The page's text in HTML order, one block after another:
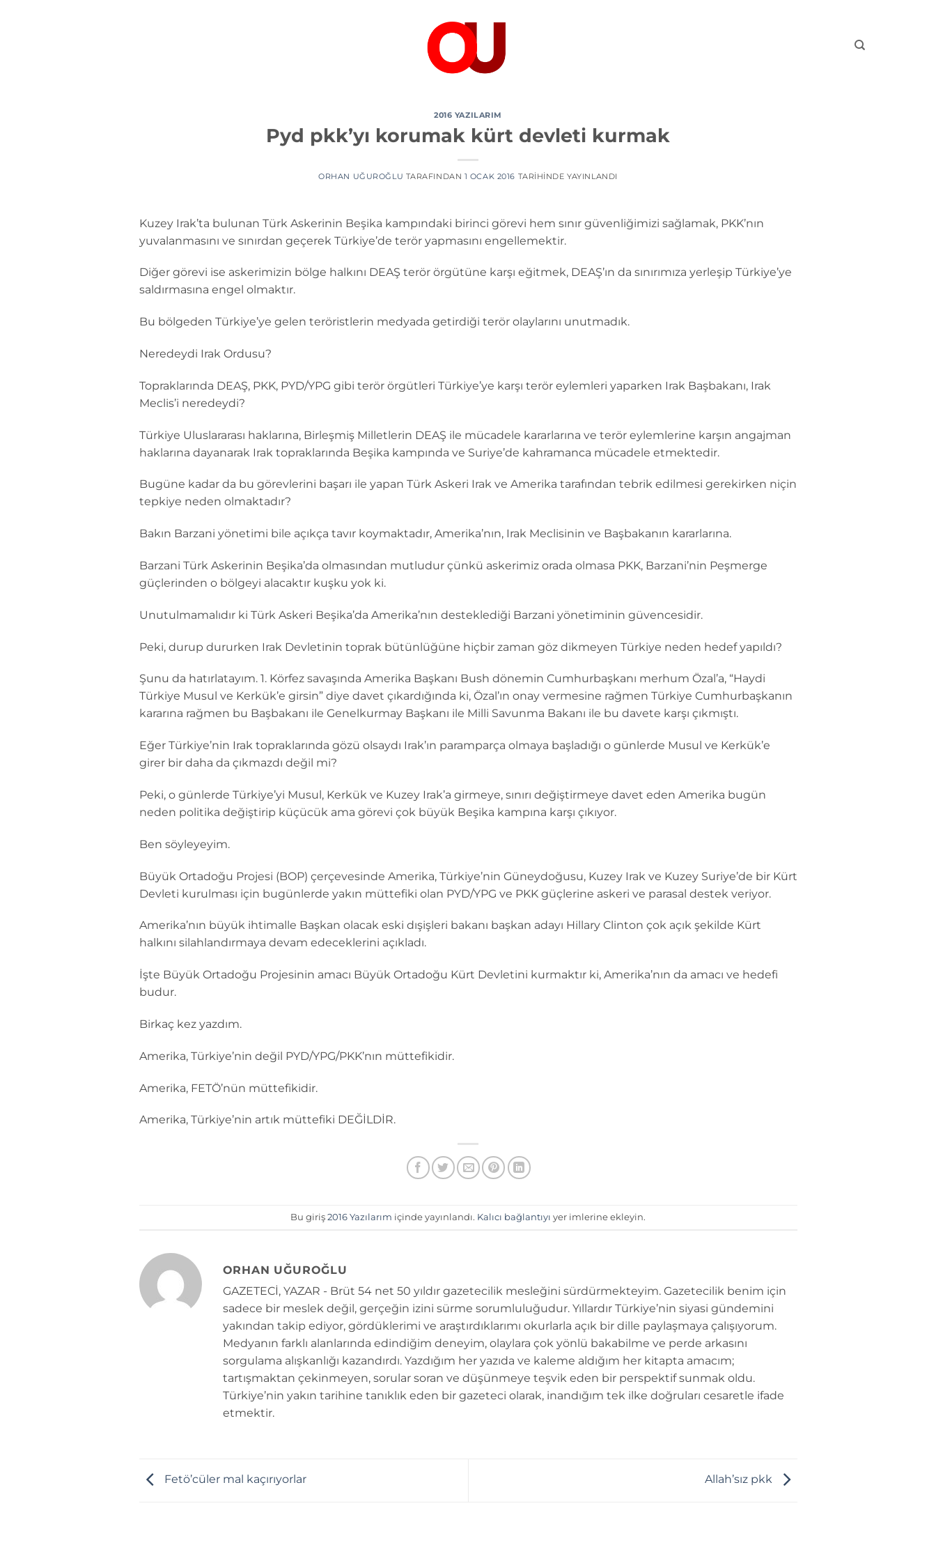
2016 YAZILARIM
Pyd pkk’yı korumak kürt devleti kurmak
ORHAN UĞUROĞLU TARAFINDAN 1 OCAK 2016 TARIHINDE YAYINLANDI
Kuzey Irak’ta bulunan Türk Askerinin Beşika kampındaki birinci görevi hem sınır güvenliğimizi sağlamak, PKK’nın
yuvalanmasını ve sınırdan geçerek Türkiye’de terör yapmasını engellemektir.
Diğer görevi ise askerimizin bölge halkını DEAŞ terör örgütüne karşı eğitmek, DEAŞ’ın da sınırımıza yerleşip Türkiye’ye
saldırmasına engel olmaktır.
Bu bölgeden Türkiye’ye gelen teröristlerin medyada getirdiği terör olaylarını unutmadık.
Neredeydi Irak Ordusu?
Topraklarında DEAŞ, PKK, PYD/YPG gibi terör örgütleri Türkiye’ye karşı terör eylemleri yaparken Irak Başbakanı, Irak
Meclis’i neredeydi?
Türkiye Uluslararası haklarına, Birleşmiş Milletlerin DEAŞ ile mücadele kararlarına ve terör eylemlerine karşın angajman
haklarına dayanarak Irak topraklarında Beşika kampında ve Suriye’de kahramanca mücadele etmektedir.
Bugüne kadar da bu görevlerini başarı ile yapan Türk Askeri Irak ve Amerika tarafından tebrik edilmesi gerekirken niçin
tepkiye neden olmaktadır?
Bakın Barzani yönetimi bile açıkça tavır koymaktadır, Amerika’nın, Irak Meclisinin ve Başbakanın kararlarına.
Barzani Türk Askerinin Beşika’da olmasından mutludur çünkü askerimiz orada olmasa PKK, Barzani’nin Peşmerge
güçlerinden o bölgeyi alacaktır kuşku yok ki.
Unutulmamalıdır ki Türk Askeri Beşika’da Amerika’nın desteklediği Barzani yönetiminin güvencesidir.
Peki, durup dururken Irak Devletinin toprak bütünlüğüne hiçbir zaman göz dikmeyen Türkiye neden hedef yapıldı?
Şunu da hatırlatayım. 1. Körfez savaşında Amerika Başkanı Bush dönemin Cumhurbaşkanı merhum Özal’a, “Haydi
Türkiye Musul ve Kerkük’e girsin” diye davet çıkardığında ki, Özal’ın onay vermesine rağmen Türkiye Cumhurbaşkanın
kararına rağmen bu Başbakanı ile Genelkurmay Başkanı ile Milli Savunma Bakanı ile bu davete karşı çıkmıştı.
Eğer Türkiye’nin Irak topraklarında gözü olsaydı Irak’ın paramparça olmaya başladığı o günlerde Musul ve Kerkük’e
girer bir daha da çıkmazdı değil mi?
Peki, o günlerde Türkiye’yi Musul, Kerkük ve Kuzey Irak’a girmeye, sınırı değiştirmeye davet eden Amerika bugün
neden politika değiştirip küçücük ama görevi çok büyük Beşika kampına karşı çıkıyor.
Ben söyleyeyim.
Büyük Ortadoğu Projesi (BOP) çerçevesinde Amerika, Türkiye’nin Güneydoğusu, Kuzey Irak ve Kuzey Suriye’de bir Kürt
Devleti kurulması için bugünlerde yakın müttefiki olan PYD/YPG ve PKK güçlerine askeri ve parasal destek veriyor.
Amerika’nın büyük ihtimalle Başkan olacak eski dışişleri bakanı başkan adayı Hillary Clinton çok açık şekilde Kürt
halkını silahlandırmaya devam edeceklerini açıkladı.
İşte Büyük Ortadoğu Projesinin amacı Büyük Ortadoğu Kürt Devletini kurmaktır ki, Amerika’nın da amacı ve hedefi
budur.
Birkaç kez yazdım.
Amerika, Türkiye’nin değil PYD/YPG/PKK’nın müttefikidir.
Amerika, FETÖ’nün müttefikidir.
Amerika, Türkiye’nin artık müttefiki DEĞİLDİR.
Bu giriş 2016 Yazılarım içinde yayınlandı. Kalıcı bağlantıyı yer imlerine ekleyin.
ORHAN UĞUROĞLU
GAZETECİ, YAZAR - Brüt 54 net 50 yıldır gazetecilik mesleğini sürdürmekteyim. Gazetecilik benim için
sadece bir meslek değil, gerçeğin izini sürme sorumluluğudur. Yıllardır Türkiye’nin siyasi gündemini
yakından takip ediyor, gördüklerimi ve araştırdıklarımı okurlarla açık bir dille paylaşmaya çalışıyorum.
Medyanın farklı alanlarında edindiğim deneyim, olaylara çok yönlü bakabilme ve perde arkasını
sorgulama alışkanlığı kazandırdı. Yazdığım her yazıda ve kaleme aldığım her kitapta amacım;
tartışmaktan çekinmeyen, sorular soran ve düşünmeye teşvik eden bir perspektif sunmak oldu.
Türkiye’nin yakın tarihine tanıklık eden bir gazeteci olarak, inandığım tek ilke doğruları cesaretle ifade
etmektir.
Fetö’cüler mal kaçırıyorlar Allah’sız pkk